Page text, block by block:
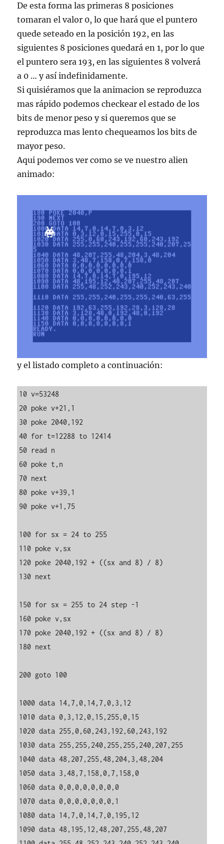
De esta forma las primeras 8 posiciones
tomaran el valor 0, lo que hará que el puntero
quede seteado en la posición 192, en las
siguientes 8 posiciones quedará en 1, por lo que
el puntero sera 193, en las siguientes 8 volverá
a 0 … y así indefinidamente.
Si quisiéramos que la animacion se reproduzca
mas rápido podemos checkear el estado de los
bits de menor peso y si queremos que se
reproduzca mas lento chequeamos los bits de
mayor peso.
Aqui podemos ver como se ve nuestro alien
animado:
y el listado completo a continuación:
10 v=53248
20 poke v+21,1
30 poke 2040,192
40 for t=12288 to 12414
50 read n
60 poke t,n
70 next
80 poke v+39,1
90 poke v+1,75
100 for sx = 24 to 255
110 poke v,sx
120 poke 2040,192 + ((sx and 8) / 8)
130 next
150 for sx = 255 to 24 step -1
160 poke v,sx
170 poke 2040,192 + ((sx and 8) / 8)
180 next
200 goto 100
1000 data 14,7,0,14,7,0,3,12
1010 data 0,3,12,0,15,255,0,15
1020 data 255,0,60,243,192,60,243,192
1030 data 255,255,240,255,255,240,207,255
1040 data 48,207,255,48,204,3,48,204
1050 data 3,48,7,158,0,7,158,0
1060 data 0,0,0,0,0,0,0,0
1070 data 0,0,0,0,0,0,0,1
1080 data 14,7,0,14,7,0,195,12
1090 data 48,195,12,48,207,255,48,207